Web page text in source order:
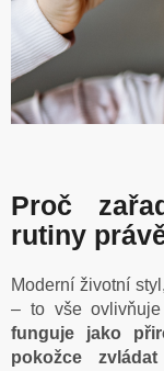
Proč
rutiny
Moderní životní styl,
– to vše
funguje jako
pokožce